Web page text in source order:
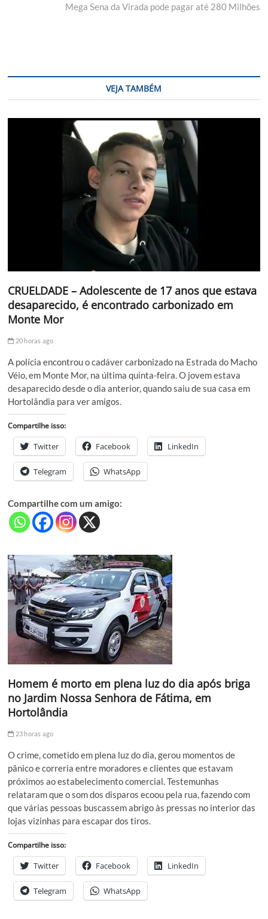
post:
Mega Sena da Virada pode pagar até 280 Milhões
VEJA TAMBÉM
CRUELDADE – Adolescente de 17 anos que estava
desaparecido, é encontrado carbonizado em
Monte Mor
20 horas ago
A polícia encontrou o cadáver carbonizado na Estrada do Macho
Véio, em Monte Mor, na última quinta-feira. O jovem estava
desaparecido desde o dia anterior, quando saiu de sua casa em
Hortolândia para ver amigos.
Compartilhe isso:
Twitter Facebook LinkedIn
Telegram WhatsApp
Compartilhe com um amigo:
Homem é morto em plena luz do dia após briga
no Jardim Nossa Senhora de Fátima, em
Hortolândia
23 horas ago
O crime, cometido em plena luz do dia, gerou momentos de
pânico e correria entre moradores e clientes que estavam
próximos ao estabelecimento comercial. Testemunhas
relataram que o som dos disparos ecoou pela rua, fazendo com
que várias pessoas buscassem abrigo às pressas no interior das
lojas vizinhas para escapar dos tiros.
Compartilhe isso:
Twitter Facebook LinkedIn
Telegram WhatsApp